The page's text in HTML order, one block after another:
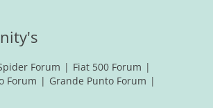
Forum
Fiat 500 Forum
Forum
Grande Punto Forum